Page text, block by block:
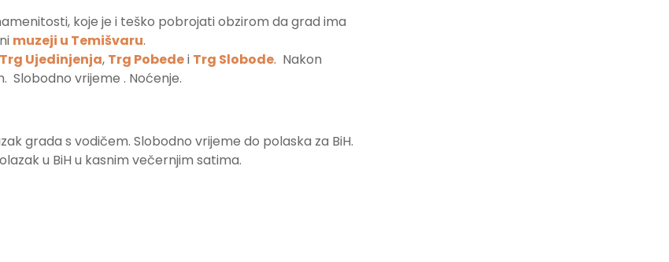
koje je i teško pobrojati obzirom da grad ima
muzeji u Temišvaru.
Trg Ujedinjenja, Trg Pobedei Trg Slobode. Nakon
Slobodno vrijeme . Noćenje.
grada s vodičem. Slobodno vrijeme do polaska za BiH.
u BiH u kasnim večernjim satima.